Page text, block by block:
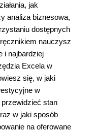
jak
analiza biznesowa,
dostępnych
nauczysz
i najbardziej
Excela w
się, w jaki
w
stan
w jaki sposób
na oferowane